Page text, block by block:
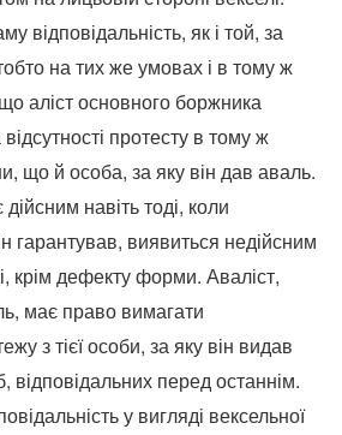
відповідальність, як і той, за
на тих же умовах і в тому ж
аліст основного боржника
відсутності протесту в тому ж
що й особа, за яку він дав аваль.
навіть тоді, коли
гарантував, виявиться недійсним
крім дефекту форми. Аваліст,
має право вимагати
з тієї особи, за яку він видав
відповідальних перед останнім.
у вигляді вексельної